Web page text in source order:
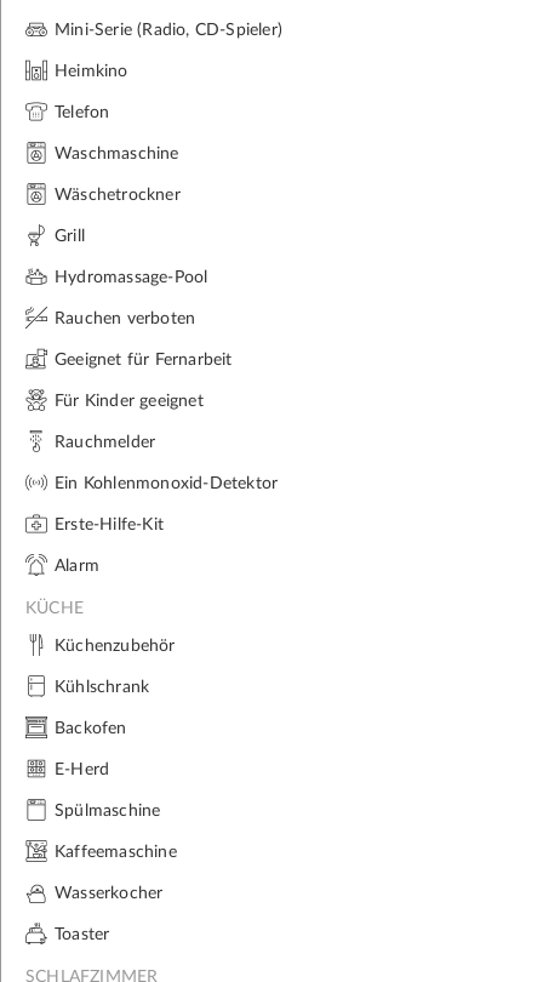
Mini-Serie (Radio, CD-Spieler)
Heimkino
Telefon
Waschmaschine
Wäschetrockner
Grill
Hydromassage-Pool
Rauchen verboten
Geeignet für Fernarbeit
Für Kinder geeignet
Rauchmelder
Ein Kohlenmonoxid-Detektor
Erste-Hilfe-Kit
Alarm
KÜCHE
Küchenzubehör
Kühlschrank
Backofen
E-Herd
Spülmaschine
Kaffeemaschine
Wasserkocher
Toaster
SCHLAFZIMMER